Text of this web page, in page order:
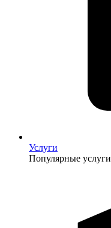
Услуги
Популярные услуги